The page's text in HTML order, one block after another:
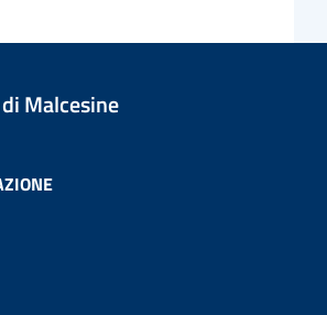
Malcesine